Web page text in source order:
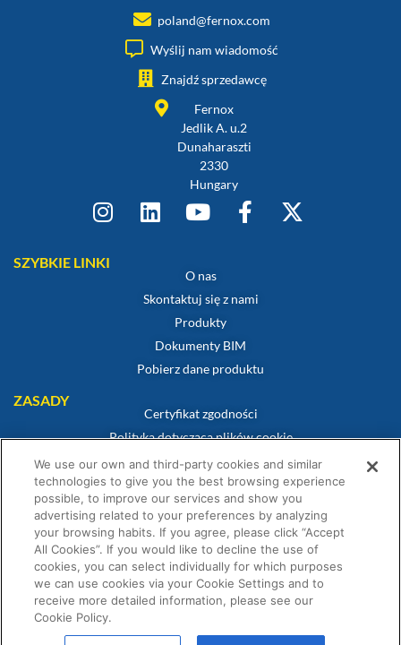
poland@fernox.com
Wyślij nam wiadomość
Znajdź sprzedawcę
Fernox
Jedlik A. u.2
Dunaharaszti
2330
Hungary
SZYBKIE LINKI
O nas
Skontaktuj się z nami
Produkty
Dokumenty BIM
Pobierz dane produktu
ZASADY
Certyfikat zgodności
Polityka dotycząca plików cookie
Zastrzeżenie
Polityka prywatności
Warunki sprzedaży
Oświadczenie gwarancyjne
Warunki Konkursu
We use our own and third-party cookies and similar
technologies to give you the best browsing experience
possible, to improve our services and show you
advertising related to your preferences by analyzing
your browsing habits. If you agree, please click “Accept
All Cookies”. If you would like to decline the use of
cookies, you can select individually for which purposes
we can use cookies via your Cookie Settings and to
receive more detailed information, please see our
Cookie Policy.